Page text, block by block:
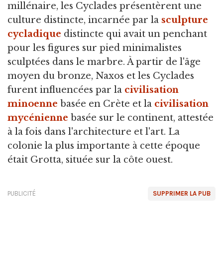
millénaire, les Cyclades présentèrent une
culture distincte, incarnée par la sculpture
cycladique distincte qui avait un penchant
pour les figures sur pied minimalistes
sculptées dans le marbre. À partir de l'âge
moyen du bronze, Naxos et les Cyclades
furent influencées par la civilisation
minoenne basée en Crète et la civilisation
mycénienne basée sur le continent, attestée
à la fois dans l'architecture et l'art. La
colonie la plus importante à cette époque
était Grotta, située sur la côte ouest.
SUPPRIMER LA PUB
PUBLICITÉ